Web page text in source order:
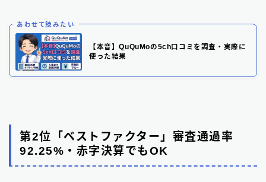
あわせて読みたい
【本音】QuQuMoの5ch口コミを調査・実際に
使った結果
第2位「ベストファクター」審査通過率
92.25%・赤字決算でもOK